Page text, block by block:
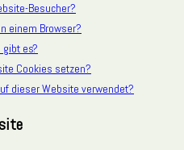
Besucher?
einem Browser?
es?
Cookies setzen?
dieser Website verwendet?